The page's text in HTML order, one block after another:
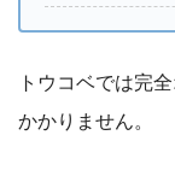
トウコベでは完
かかりません。